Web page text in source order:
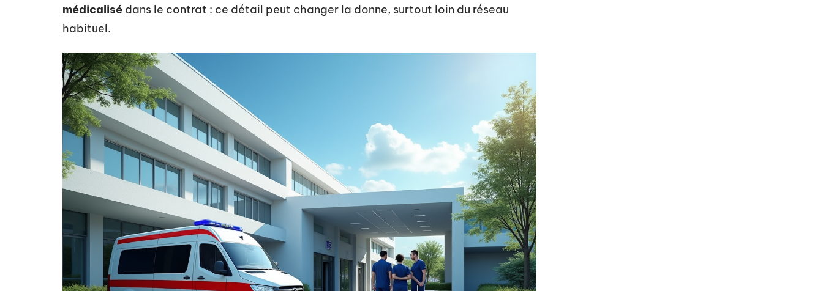
médicalisé dans le contrat : ce détail peut changer la donne, surtout loin du réseau
habituel.